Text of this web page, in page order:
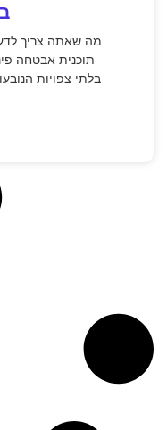
מה שאתה צריך
תוכנית אבטחה
בלתי צפויות